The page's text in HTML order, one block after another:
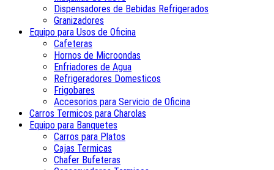
Dispensadores de Bebidas Refrigerados
Granizadores
Equipo para Usos de Oficina
Cafeteras
Hornos de Microondas
Enfriadores de Agua
Refrigeradores Domesticos
Frigobares
Accesorios para Servicio de Oficina
Carros Termicos para Charolas
Equipo para Banquetes
Carros para Platos
Cajas Termicas
Chafer Bufeteras